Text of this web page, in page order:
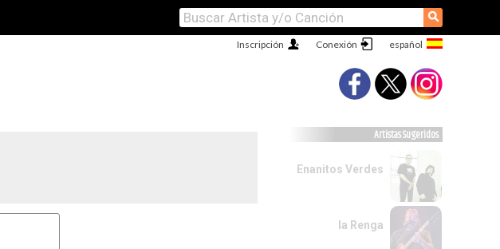
⚲
Conexión
Inscripción
Artistas Sugeridos
Enanitos Verdes
la Renga